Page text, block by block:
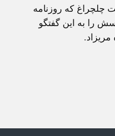
که روزنامه
را به اين گفتگو
مريزاد.